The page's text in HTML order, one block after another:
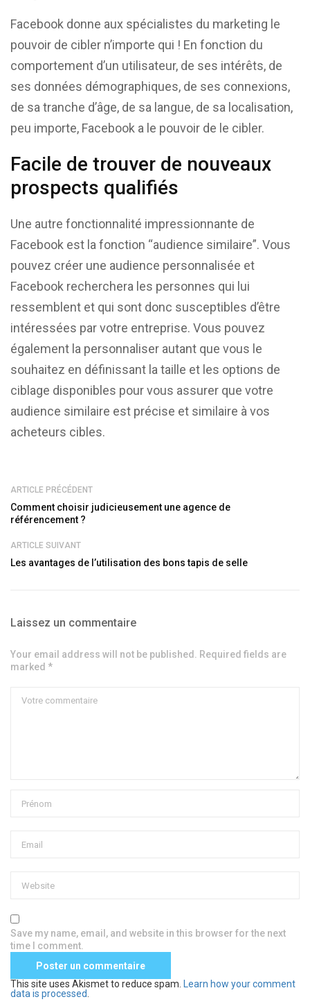
Facebook donne aux spécialistes du marketing le
pouvoir de cibler n’importe qui ! En fonction du
comportement d’un utilisateur, de ses intérêts, de
ses données démographiques, de ses connexions,
de sa tranche d’âge, de sa langue, de sa localisation,
peu importe, Facebook a le pouvoir de le cibler.
Facile de trouver de nouveaux
prospects qualifiés
Une autre fonctionnalité impressionnante de
Facebook est la fonction “audience similaire”. Vous
pouvez créer une audience personnalisée et
Facebook recherchera les personnes qui lui
ressemblent et qui sont donc susceptibles d’être
intéressées par votre entreprise. Vous pouvez
également la personnaliser autant que vous le
souhaitez en définissant la taille et les options de
ciblage disponibles pour vous assurer que votre
audience similaire est précise et similaire à vos
acheteurs cibles.
ARTICLE PRÉCÉDENT
Comment choisir judicieusement une agence de
référencement ?
ARTICLE SUIVANT
Les avantages de l’utilisation des bons tapis de selle
Laissez un commentaire
Your email address will not be published. Required fields are
marked *
Save my name, email, and website in this browser for the next
time I comment.
This site uses Akismet to reduce spam.
Learn how your comment
data is processed